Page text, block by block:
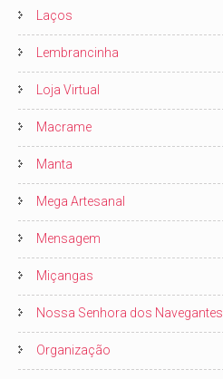
Laços
Lembrancinha
Loja Virtual
Macrame
Manta
Mega Artesanal
Mensagem
Miçangas
Nossa Senhora dos Navegantes
Organização